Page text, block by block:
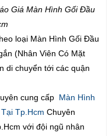
Giá Màn Hình Gối Đầu
loại Màn Hình Gối Đầu
(Nhân Viên Có Mặt
di chuyển tới các quận
cung cấp Màn Hình
Tp.Hcm Chuyên
với đội ngũ nhân